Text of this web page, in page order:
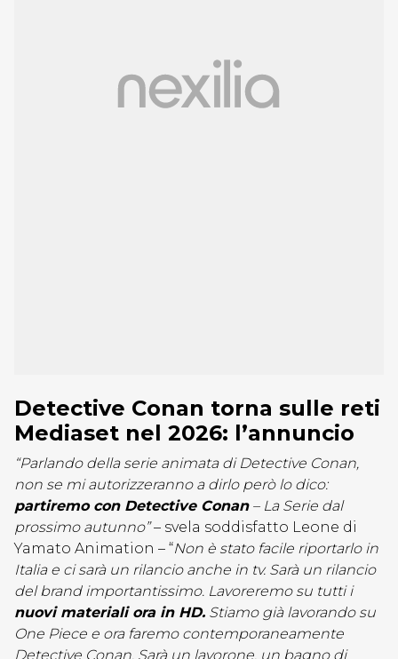
Detective Conan torna sulle reti
Mediaset nel 2026: l’annuncio
“Parlando della serie animata di Detective Conan,
non se mi autorizzeranno a dirlo però lo dico:
partiremo con Detective Conan– La Serie dal
prossimo autunno”– svela soddisfatto Leone di
Yamato Animation – “Non è stato facile riportarlo in
Italia e ci sarà un rilancio anche in tv. Sarà un rilancio
del brand importantissimo. Lavoreremo su tutti i
nuovi materiali ora in HD. Stiamo già lavorando su
One Piece e ora faremo contemporaneamente
Detective Conan. Sarà un lavorone, un bagno di